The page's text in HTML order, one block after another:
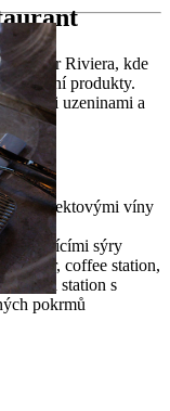
Valamar Riviera, kde
sezónní produkty.
uzeninami a
se sektovými víny
vynikajícími sýry
bar, coffee station,
brunch station s
pokrmů